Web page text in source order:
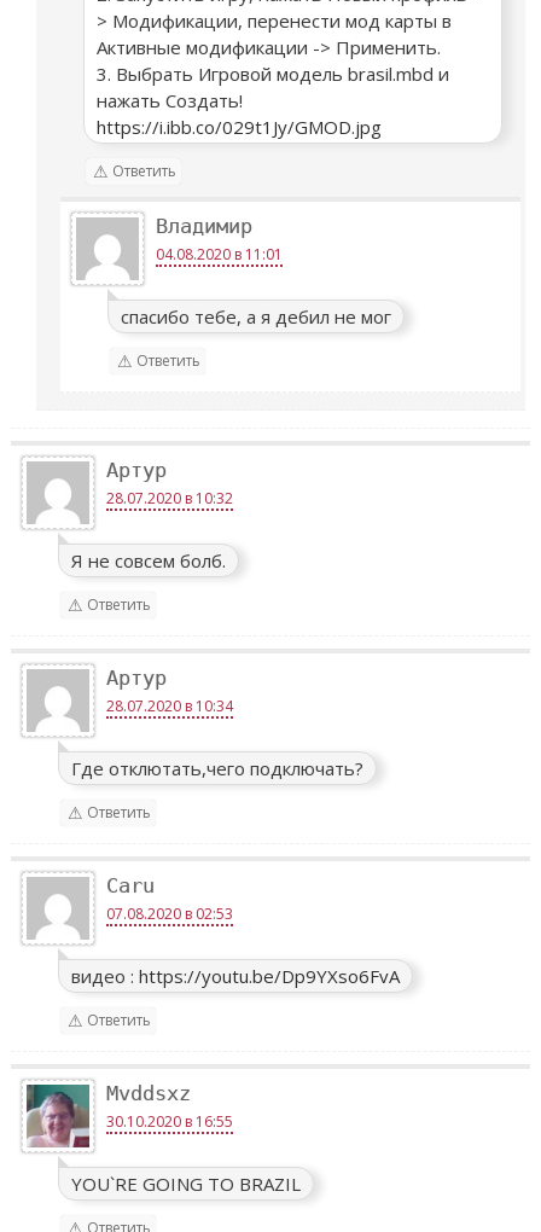
> Модификации, перенести мод карты в
Активные модификации -> Применить.
3. Выбрать Игровой модель brasil.mbd и
нажать Создать!
https://i.ibb.co/029t1Jy/GMOD.jpg
Ответить
Владимир
04.08.2020 в 11:01
спасибо тебе, а я дебил не мог
Ответить
Артур
28.07.2020 в 10:32
Я не совсем болб.
Ответить
Артур
28.07.2020 в 10:34
Где отклютать,чего подключать?
Ответить
Caru
07.08.2020 в 02:53
видео : https://youtu.be/Dp9YXso6FvA
Ответить
Mvddsxz
30.10.2020 в 16:55
YOU`RE GOING TO BRAZIL
Ответить